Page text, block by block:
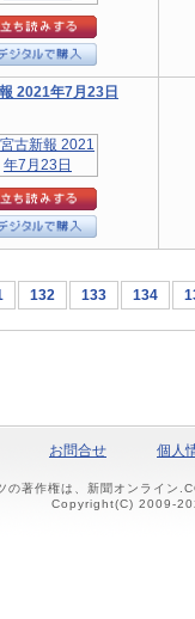
2021年7月23日
132 133 134
お問合せ 個人
著作権は、新聞オンライン
Copyright(C) 2009-